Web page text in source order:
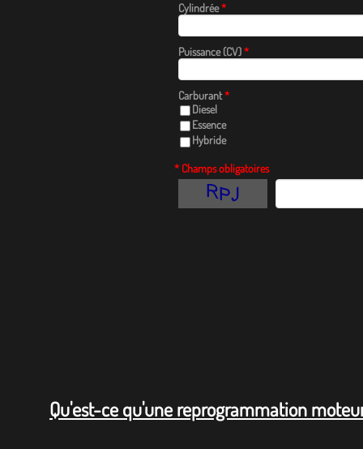
Qu'est-ce qu'une reprogrammation
Cylindrée*
Puissance (CV)*
Carburant*
Diesel
Essence
Hybride
* Champs obligatoires